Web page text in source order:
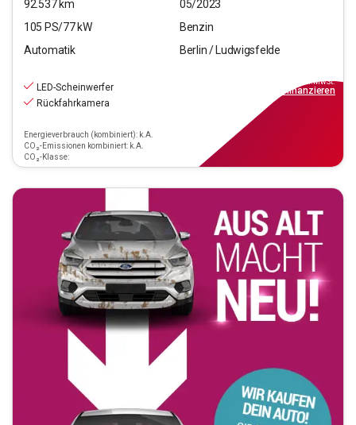
92.537km
05/2023
105 PS/77kW
Benzin
Automatik
Berlin / Ludwigsfelde
LED-Scheinwerfer
Rückfahrkamera
Energieverbrauch (kombiniert): k.A.
CO₂-Emissionen kombiniert: k.A.
CO₂-Klasse:
inkl.MwSt.
finanzieren